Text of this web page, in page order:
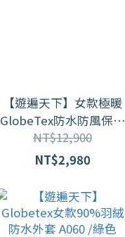
【遊遍天下】女款極暖
GlobeTex防水防風保暖
顯瘦中長版羽絨外套
GJ23032 /黑灰
NT$12,900
NT$2,980